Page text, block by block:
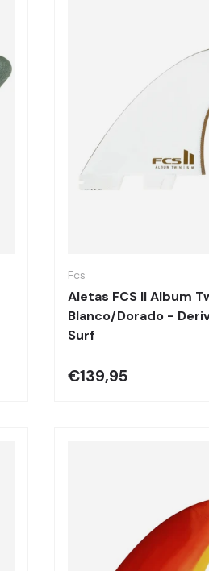
Fcs
Aletas FCS II Album
Blanco/Dorado -
Surf
€139,95